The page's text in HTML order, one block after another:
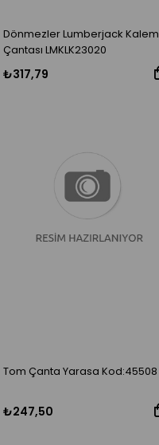
Dönmezler Lumberjack Kalem
Çantası LMKLK23020
₺317,79
Tom Çanta Yarasa Kod:45508
₺247,50